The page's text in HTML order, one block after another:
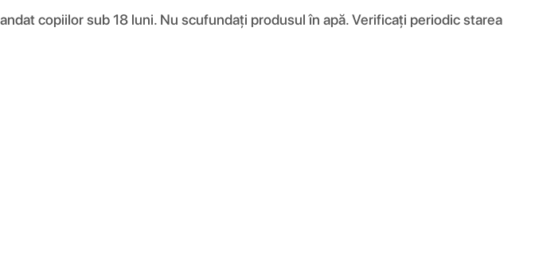
copiilor sub 18 luni. Nu scufundați produsul în apă. Verificați periodic starea